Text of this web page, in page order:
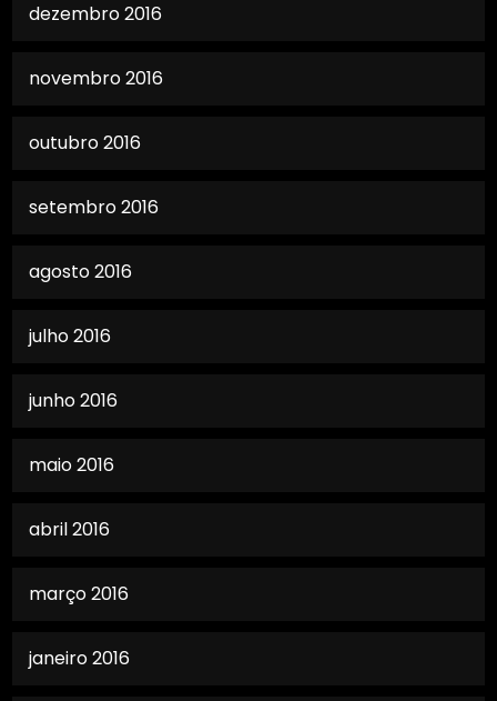
dezembro 2016
novembro 2016
outubro 2016
setembro 2016
agosto 2016
julho 2016
junho 2016
maio 2016
abril 2016
março 2016
janeiro 2016